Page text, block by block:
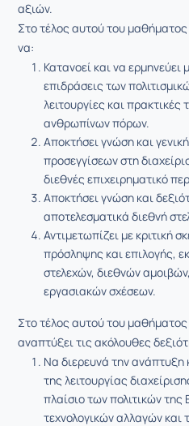
αξιών.
Στο τέλος αυτού του
να:
Κατανοεί και να ερμηνεύει
επιδράσεις των
λειτουργίες και πρακτικές
ανθρωπίνων πόρων.
Αποκτήσει γνώση και
προσεγγίσεων στη
διεθνές επιχειρηματικό
Αποκτήσει γνώση και
αποτελεσματικά διεθνή
Αντιμετωπίζει με κριτική
πρόσληψης και επιλογής,
στελεχών, διεθνών
εργασιακών σχέσεων.
Στο τέλος αυτού του μαθήματος
αναπτύξει τις ακόλουθες
Να διερευνά την ανάπτυξη
της λειτουργίας
πλαίσιο των πολιτικών
τεχνολογικών αλλαγών